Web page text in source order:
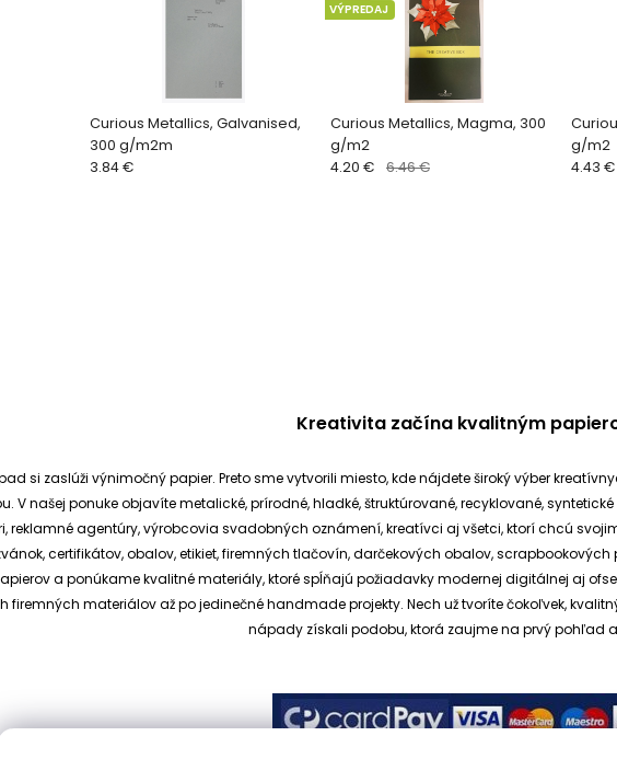
Curious Metallics, Galvanised,
300 g/m2m
3.84 €
Curious Metallics, Magma, 300
g/m2
VÝPREDAJ
4.20 € 6.46 €
g/m2
4.43 €
Kreativita začína kvalitným
si zaslúži výnimočný papier. Preto sme vytvorili miesto, kde nájdete široký výber
V našej ponuke objavíte metalické, prírodné, hladké, štruktúrované, recyklované,
reklamné agentúry, výrobcovia svadobných oznámení, kreatívci aj všetci, ktorí chcú
certifikátov, obalov, etikiet, firemných tlačovín, darčekových obalov,
a ponúkame kvalitné materiály, ktoré spĺňajú požiadavky modernej digitálnej aj
firemných materiálov až po jedinečné handmade projekty. Nech už tvoríte čokoľvek,
nápady získali podobu, ktorá zaujme na prvý pohľad